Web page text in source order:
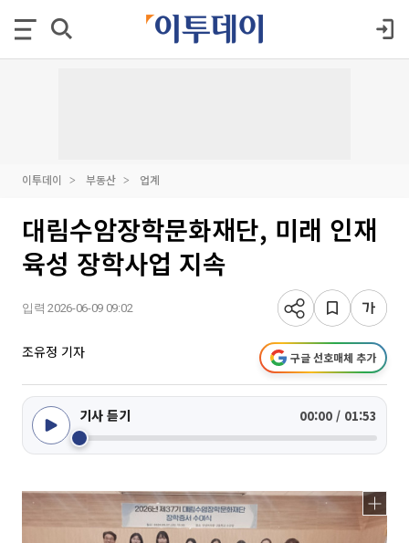
이투데이 부동산 업계
대림수암장학문화재단, 미래 인재
육성 장학사업 지속
입력 2026-06-09 09:02
조유정 기자 구글 선호매체 추가
기사 듣기 00:00 / 01:53